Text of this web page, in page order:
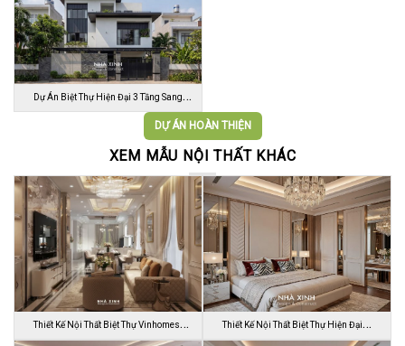
Dự Án Biệt Thự Hiện Đại 3 Tầng Sang
DỰ ÁN HOÀN THIỆN
XEM MẪU NỘI THẤT KHÁC
Thiết Kế Nội Thất Biệt Thự Vinhomes Thiết Kế Nội Thất Biệt Thự Hiện Đại